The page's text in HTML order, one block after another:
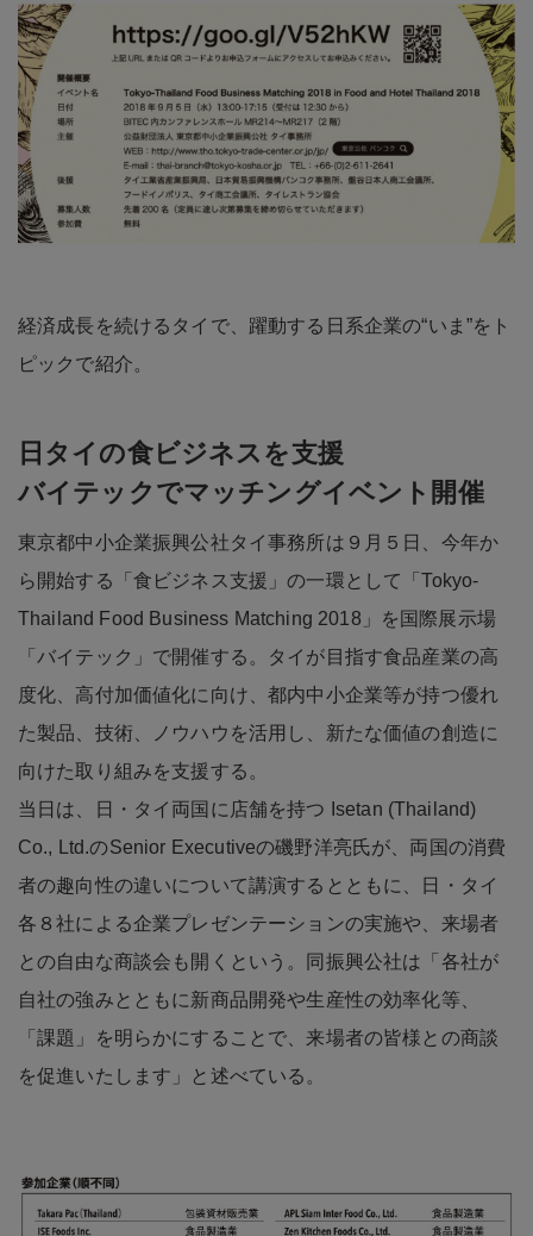
経済成長を続けるタイで、躍動する日系企業の“いま”をト
ピックで紹介。
日タイの食ビジネスを支援
バイテックでマッチングイベント開催
東京都中小企業振興公社タイ事務所は９月５日、今年か
ら開始する「食ビジネス支援」の一環として「Tokyo-
Thailand Food Business Matching 2018」を国際展示場
「バイテック」で開催する。タイが目指す食品産業の高
度化、高付加価値化に向け、都内中小企業等が持つ優れ
た製品、技術、ノウハウを活用し、新たな価値の創造に
向けた取り組みを支援する。
当日は、日・タイ両国に店舗を持つ Isetan (Thailand)
Co., Ltd.のSenior Executiveの磯野洋亮氏が、両国の消費
者の趣向性の違いについて講演するとともに、日・タイ
各８社による企業プレゼンテーションの実施や、来場者
との自由な商談会も開くという。同振興公社は「各社が
自社の強みとともに新商品開発や生産性の効率化等、
「課題」を明らかにすることで、来場者の皆様との商談
を促進いたします」と述べている。